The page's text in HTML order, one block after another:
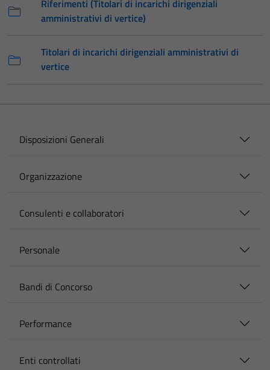
Riferimenti (Titolari di incarichi dirigenziali
amministrativi di vertice)
Titolari di incarichi dirigenziali amministrativi di
vertice
Disposizioni Generali
Organizzazione
Consulenti e collaboratori
Personale
Bandi di Concorso
Performance
Enti controllati